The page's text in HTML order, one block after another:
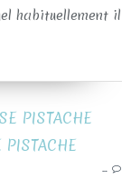
habituellement il
PISTACHE
…